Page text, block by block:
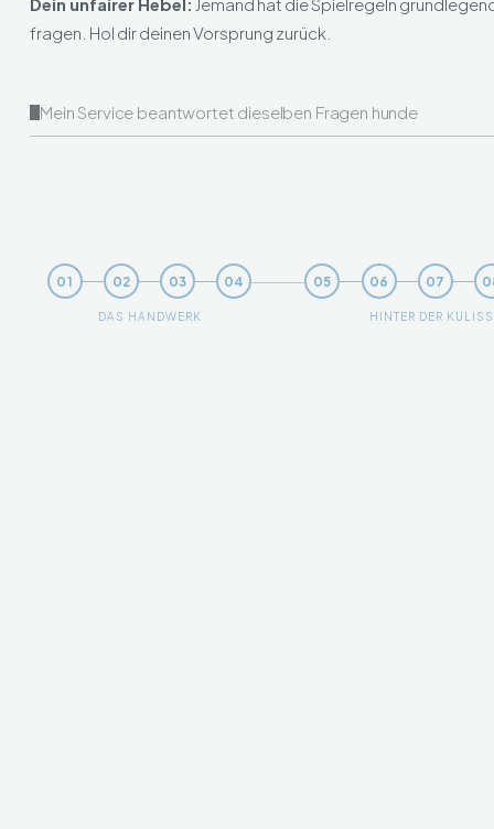
fragen. Hol dir deinen Vorsprung zurück.
01 02 03 04
DAS HANDWERK
05 06 07
HINTER DER